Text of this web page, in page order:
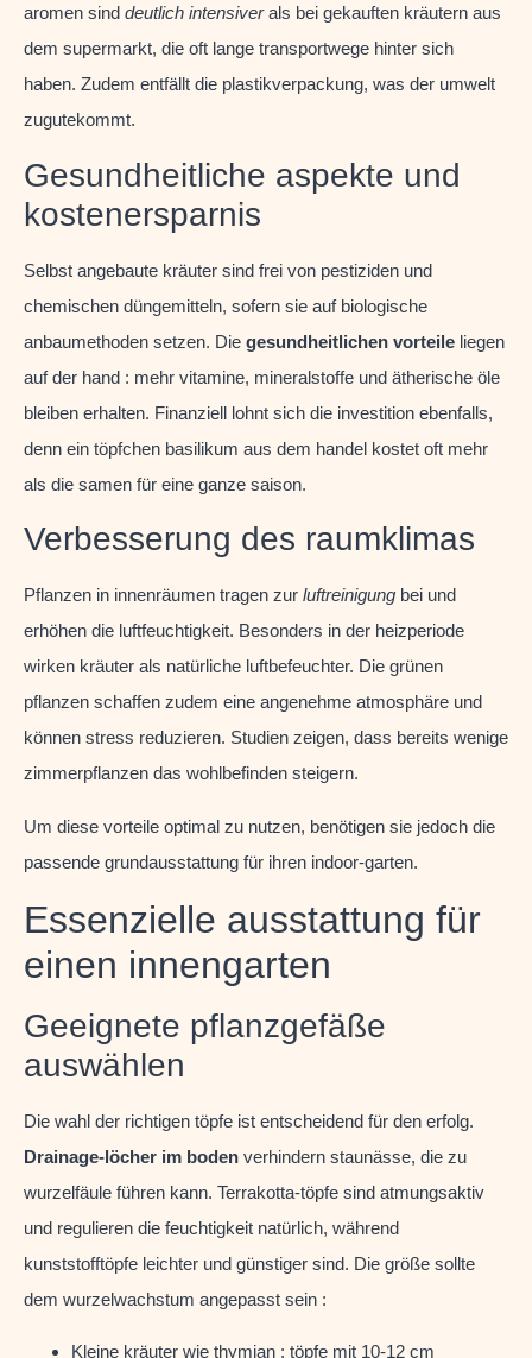
aromen sind deutlich intensiverals bei gekauften kräutern aus
dem supermarkt, die oft lange transportwege hinter sich
haben. Zudem entfällt die plastikverpackung, was der umwelt
zugutekommt.
Gesundheitliche aspekte und
kostenersparnis
Selbst angebaute kräuter sind frei von pestiziden und
chemischen düngemitteln, sofern sie auf biologische
anbaumethoden setzen. Die gesundheitlichen vorteile liegen
auf der hand : mehr vitamine, mineralstoffe und ätherische öle
bleiben erhalten. Finanziell lohnt sich die investition ebenfalls,
denn ein töpfchen basilikum aus dem handel kostet oft mehr
als die samen für eine ganze saison.
Verbesserung des raumklimas
Pflanzen in innenräumen tragen zur luftreinigung bei und
erhöhen die luftfeuchtigkeit. Besonders in der heizperiode
wirken kräuter als natürliche luftbefeuchter. Die grünen
pflanzen schaffen zudem eine angenehme atmosphäre und
können stress reduzieren. Studien zeigen, dass bereits wenige
zimmerpflanzen das wohlbefinden steigern.
Um diese vorteile optimal zu nutzen, benötigen sie jedoch die
passende grundausstattung für ihren indoor-garten.
Essenzielle ausstattung für
einen innengarten
Geeignete pflanzgefäße
auswählen
Die wahl der richtigen töpfe ist entscheidend für den erfolg.
Drainage-löcher im boden verhindern staunässe, die zu
wurzelfäule führen kann. Terrakotta-töpfe sind atmungsaktiv
und regulieren die feuchtigkeit natürlich, während
kunststofftöpfe leichter und günstiger sind. Die größe sollte
dem wurzelwachstum angepasst sein :
Kleine kräuter wie thymian : töpfe mit 10-12 cm